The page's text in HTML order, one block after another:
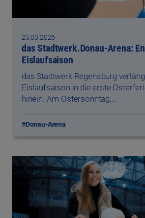
25.03.2026
das Stadtwerk.Donau-Arena:
Eislaufsaison
das Stadtwerk.Regensburg
Eislaufsaison in die erste
hinein. Am Ostersonntag,…
#Donau-Arena